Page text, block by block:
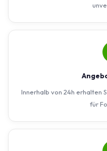
Innerhalb von 24h erhalten
für